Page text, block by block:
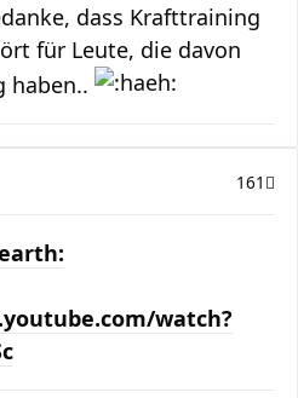
dass Krafttraining
für Leute, die davon
haben..
161
watch?